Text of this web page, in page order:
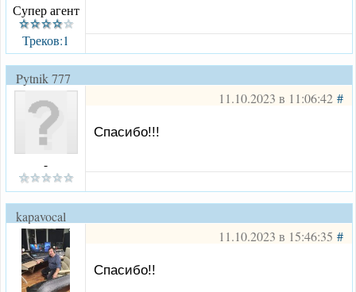
Супер агент
Треков:1
Pytnik 777
11.10.2023 в 11:06:42#
-
Спасибо!!!
kapavocal
11.10.2023 в 15:46:35#
Спасибо!!